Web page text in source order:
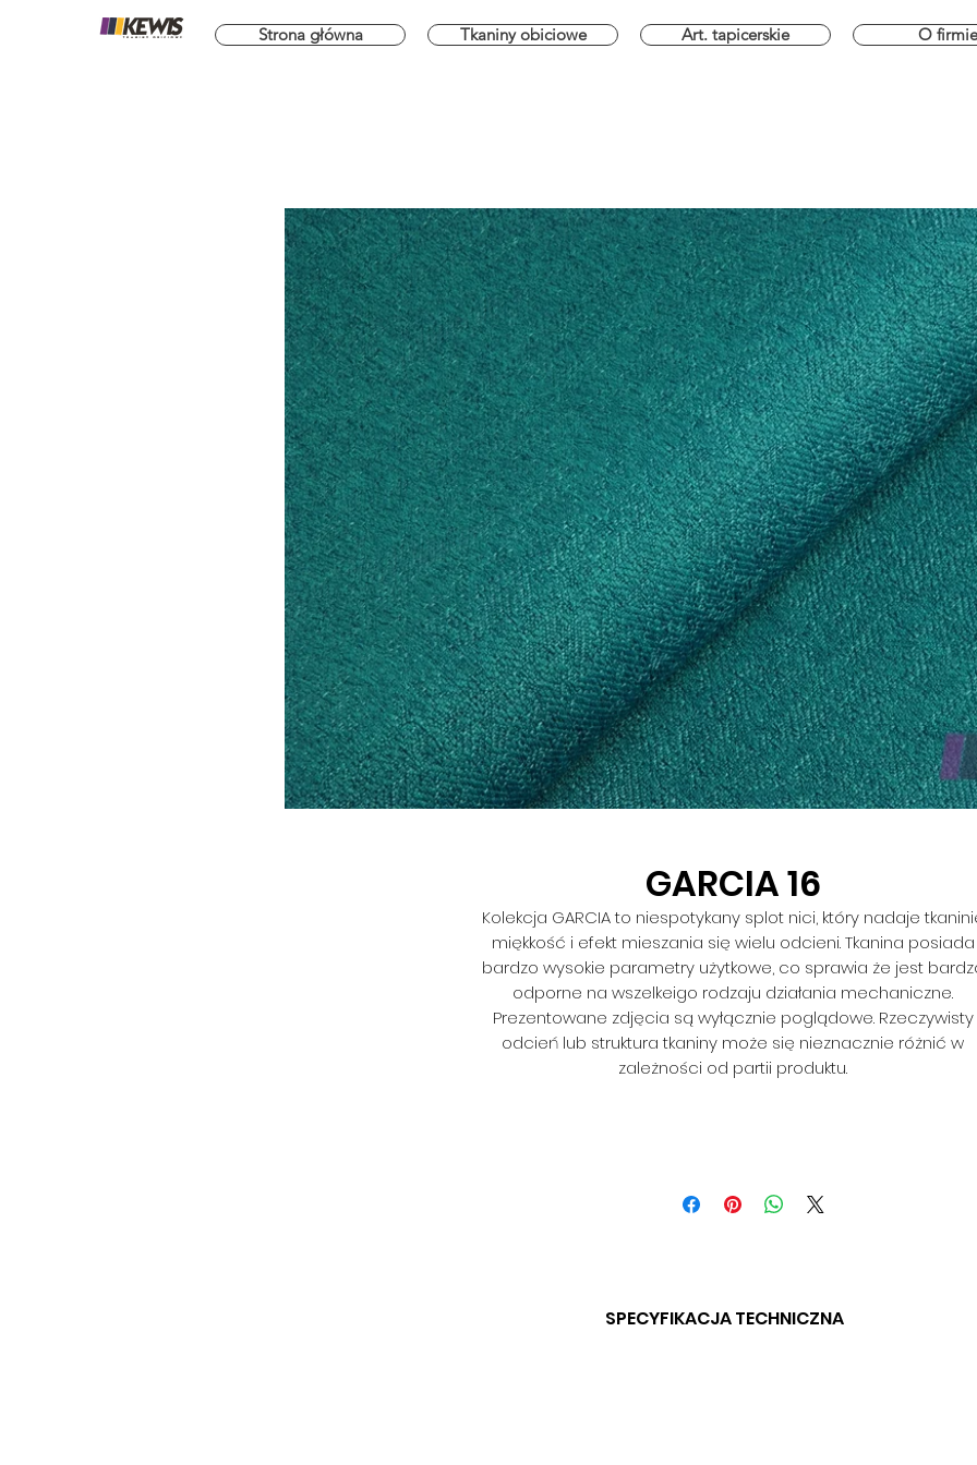
Strona główna Tkaniny obiciowe Art. tapicerskie O firmie
GARCIA 16
Kolekcja GARCIA to niespotykany splot nici, który nadaje
miękkość i efekt mieszania się wielu odcieni. Tkanina posiada
bardzo wysokie parametry użytkowe, co sprawia że jest
odporne na wszelkeigo rodzaju działania mechaniczne.
Prezentowane zdjęcia są wyłącznie poglądowe. Rzeczywisty
odcień lub struktura tkaniny może się nieznacznie różnić w
zależności od partii produktu.
SPECYFIKACJA TECHNICZNA